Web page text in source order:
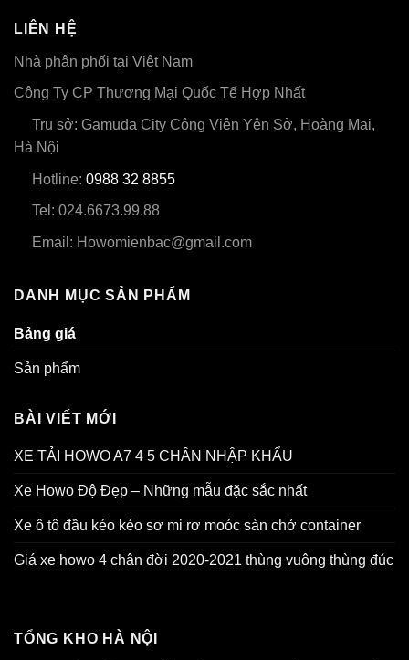
LIÊN HỆ
Nhà phân phối tại Việt Nam
Công Ty CP Thương Mại Quốc Tế Hợp Nhất
Trụ sở: Gamuda City Công Viên Yên Sở, Hoàng Mai,
Hà Nội
Hotline: 0988 32 8855
Tel: 024.6673.99.88
Email: Howomienbac@gmail.com
DANH MỤC SẢN PHẨM
Bảng giá
Sản phẩm
BÀI VIẾT MỚI
XE TẢI HOWO A7 4 5 CHÂN NHẬP KHẨU
Xe Howo Độ Đẹp – Những mẫu đặc sắc nhất
Xe ô tô đầu kéo kéo sơ mi rơ moóc sàn chở container
Giá xe howo 4 chân đời 2020-2021 thùng vuông thùng đúc
TỔNG KHO HÀ NỘI